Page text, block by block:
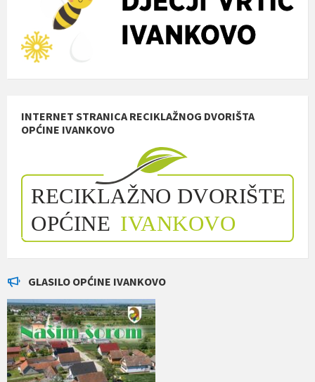
INTERNET STRANICA RECIKLAŽNOG DVORIŠTA
OPĆINE IVANKOVO
GLASILO OPĆINE IVANKOVO